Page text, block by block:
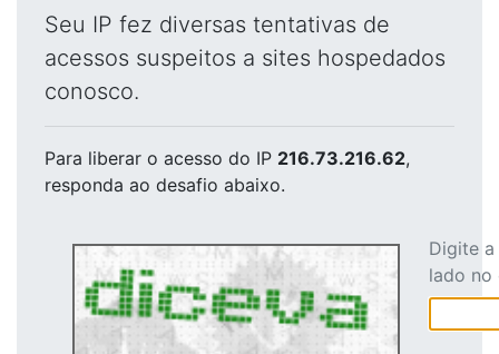
Seu IP fez diversas tentativas de
acessos suspeitos a sites hospedados
conosco.
Para liberar o acesso do IP 216.73.216.62,
responda ao desafio abaixo.
Digite
lado no